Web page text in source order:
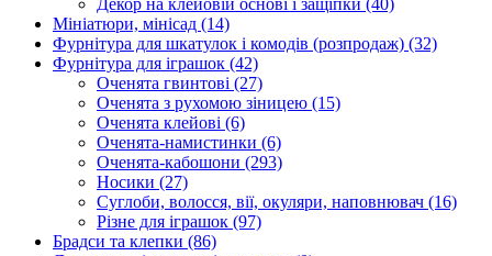
Декор на клейовій основі і защіпки (40)
Мініатюри, мінісад (14)
Фурнітура для шкатулок і комодів (розпродаж) (32)
Фурнітура для іграшок (42)
Оченята гвинтові (27)
Оченята з рухомою зіницею (15)
Оченята клейові (6)
Оченята-намистинки (6)
Оченята-кабошони (293)
Носики (27)
Суглоби, волосся, вії, окуляри, наповнювач (16)
Різне для іграшок (97)
Брадси та клепки (86)